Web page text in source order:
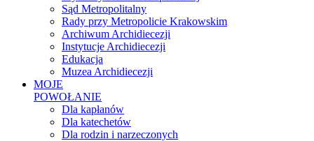
Sąd Metropolitalny
Rady przy Metropolicie Krakowskim
Archiwum Archidiecezji
Instytucje Archidiecezji
Edukacja
Muzea Archidiecezji
MOJE
POWOŁANIE
Dla kapłanów
Dla katechetów
Dla rodzin i narzeczonych